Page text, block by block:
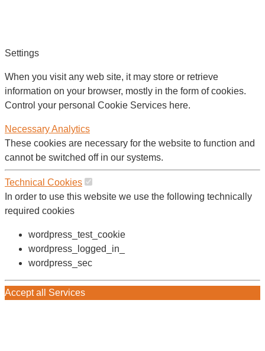
Settings
When you visit any web site, it may store or retrieve
information on your browser, mostly in the form of cookies.
Control your personal Cookie Services here.
NecessaryAnalytics
These cookies are necessary for the website to function and
cannot be switched off in our systems.
Technical Cookies
In order to use this website we use the following technically
required cookies
wordpress_test_cookie
wordpress_logged_in_
wordpress_sec
Accept all Services